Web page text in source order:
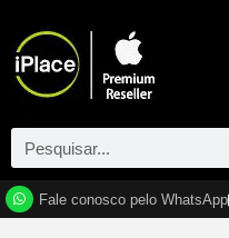
Fale conosco pelo WhatsApp